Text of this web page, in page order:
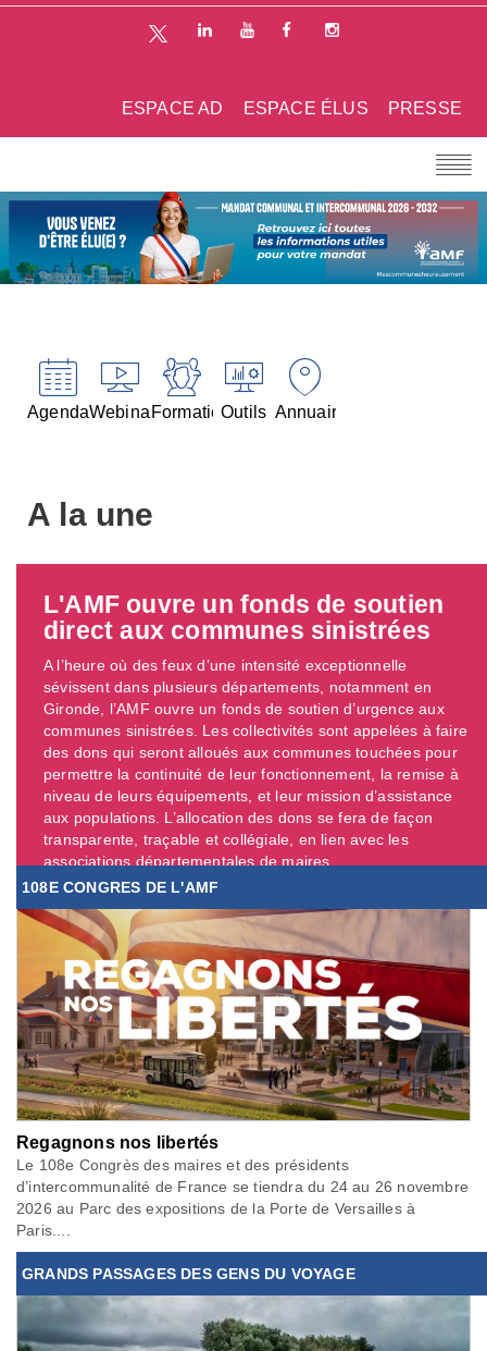
PRESSE
ESPACE ÉLUS
ESPACE AD
AgendaWebinairesFormationsOutils Annuaires
A la une
L'AMF ouvre un fonds de soutien
direct aux communes sinistrées
A l’heure où des feux d’une intensité exceptionnelle
sévissent dans plusieurs départements, notamment en
Gironde, l’AMF ouvre un fonds de soutien d’urgence aux
communes sinistrées. Les collectivités sont appelées à faire
des dons qui seront alloués aux communes touchées pour
permettre la continuité de leur fonctionnement, la remise à
niveau de leurs équipements, et leur mission d’assistance
aux populations. L’allocation des dons se fera de façon
transparente, traçable et collégiale, en lien avec les
associations départementales de maires. ...
108E CONGRES DE L'AMF
Regagnons nos libertés
Le 108e Congrès des maires et des présidents
d’intercommunalité de France se tiendra du 24 au 26 novembre
2026 au Parc des expositions de la Porte de Versailles à
Paris....
GRANDS PASSAGES DES GENS DU VOYAGE